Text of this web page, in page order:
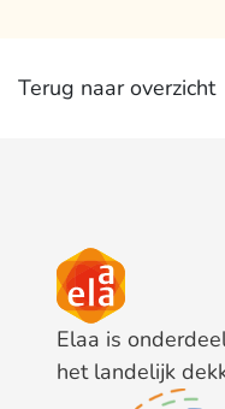
Terug naar overzicht
Elaa is
het landelijk